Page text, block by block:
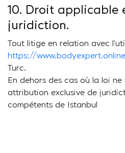
10. Droit
juridiction.
Tout litige en relation avec
https://
Turc.
En dehors des cas où la loi
attribution exclusive de
compétents de Istanbul